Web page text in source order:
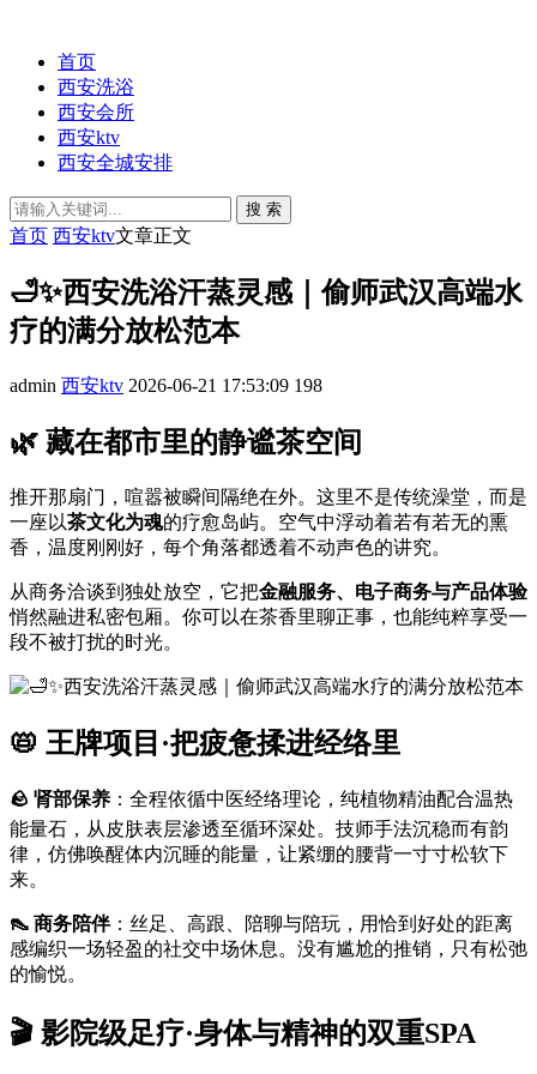
首页
西安洗浴
西安会所
西安ktv
西安全城安排
搜 索
首页 西安ktv文章正文
🛁✨西安洗浴汗蒸灵感｜偷师武汉高端水
疗的满分放松范本
admin 西安ktv 2026-06-21 17:53:09 198
🌿 藏在都市里的静谧茶空间
推开那扇门，喧嚣被瞬间隔绝在外。这里不是传统澡堂，而是
一座以茶文化为魂的疗愈岛屿。空气中浮动着若有若无的熏
香，温度刚刚好，每个角落都透着不动声色的讲究。
从商务洽谈到独处放空，它把金融服务、电子商务与产品体验
悄然融进私密包厢。你可以在茶香里聊正事，也能纯粹享受一
段不被打扰的时光。
📛 王牌项目·把疲惫揉进经络里
🪨 肾部保养 ：全程依循中医经络理论，纯植物精油配合温热
能量石，从皮肤表层渗透至循环深处。技师手法沉稳而有韵
律，仿佛唤醒体内沉睡的能量，让紧绷的腰背一寸寸松软下
来。
👠 商务陪伴：丝足、高跟、陪聊与陪玩，用恰到好处的距离
感编织一场轻盈的社交中场休息。没有尴尬的推销，只有松弛
的愉悦。
🎬 影院级足疗·身体与精神的双重SPA